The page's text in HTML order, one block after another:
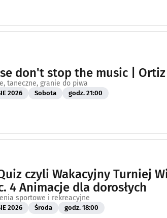
don't stop the music | Ortiz
taneczne, granie do piwa
2026 Sobota godz. 21:00
czyli Wakacyjny Turniej
4 Animacje dla dorosłych
sportowe i rekreacyjne
2026 Środa godz. 18:00